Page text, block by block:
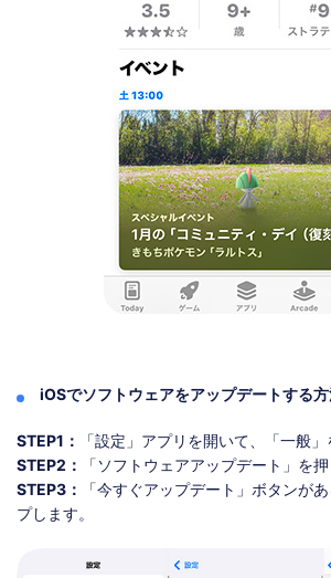
iOSでソフトウェアをアップデートする
STEP1：
「設定」アプリを開いて、「一般」
STEP2：
「ソフトウェアアップデート」を押
STEP3：
「今すぐアップデート」ボタンが
プします。